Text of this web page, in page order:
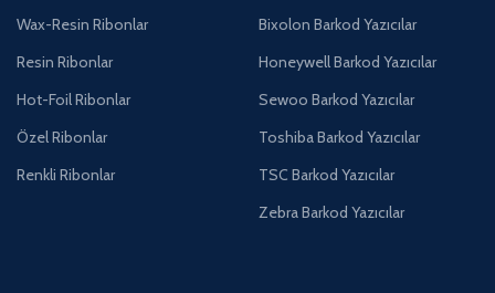
Wax-Resin Ribonlar
Resin Ribonlar
Hot-Foil Ribonlar
Özel Ribonlar
Renkli Ribonlar
Bixolon Barkod Yazıcılar
Honeywell Barkod Yazıcılar
Sewoo Barkod Yazıcılar
Toshiba Barkod Yazıcılar
TSC Barkod Yazıcılar
Zebra Barkod Yazıcılar